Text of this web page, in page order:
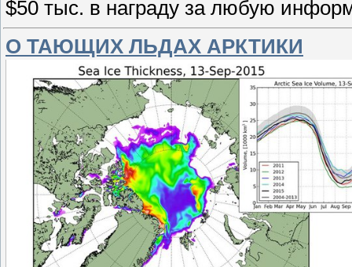
$50 тыс. в награду за любую
О ТАЮЩИХ ЛЬДАХ АРКТИКИ